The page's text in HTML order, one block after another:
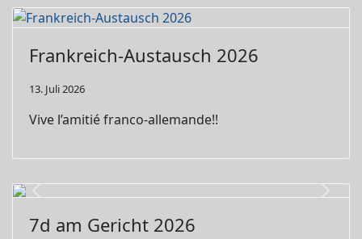
Frankreich-Austausch 2026
13. Juli 2026
Vive l’amitié franco-allemande!!
Previous Next
7d am Gericht 2026